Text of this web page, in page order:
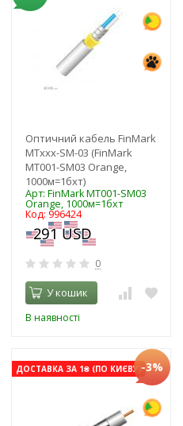
Оптичний кабель FinMark
MTxxx-SM-03 (FinMark
MT001-SM03 Orange,
1000м=1бхт)
Арт: FinMark MT001-SM03
Orange, 1000м=1бхт
Код: 996424
0
У кошик
В наявності
ДОСТАВКА ЗА 1₴ (ПО КИЄВУ)-3%